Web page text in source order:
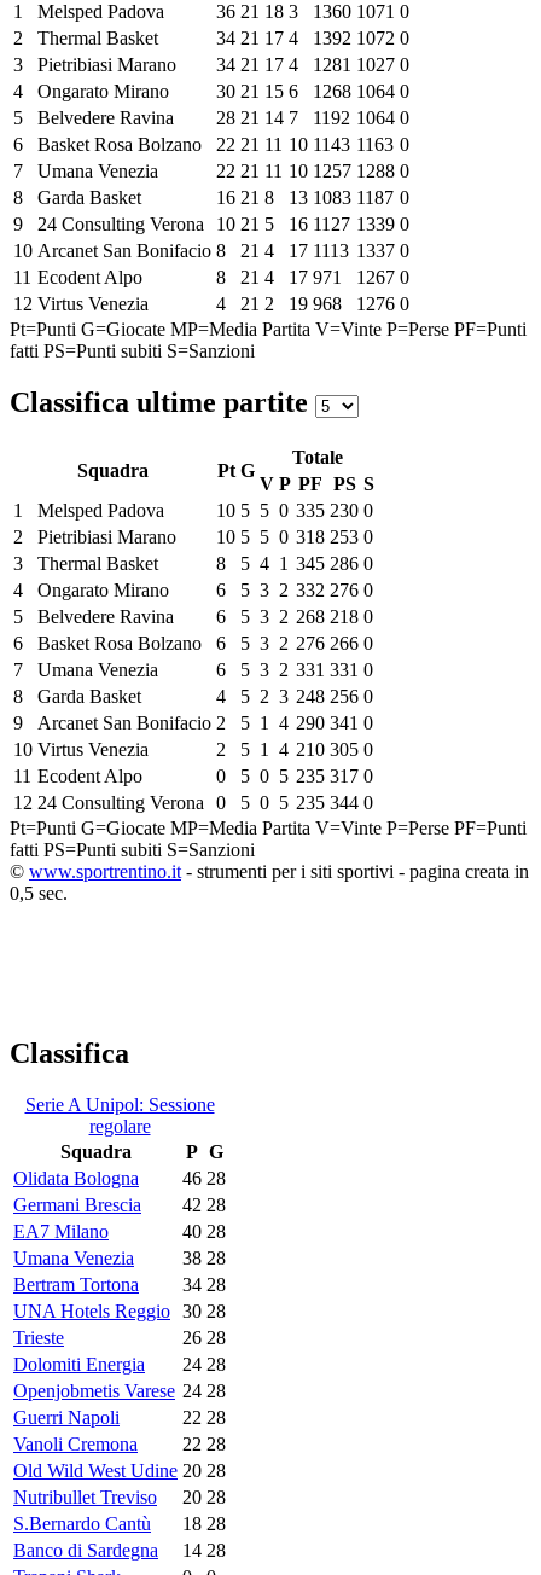
1
Melsped Padova 36 21 18 3 1360 1071 0
2
Thermal Basket 34 21 17 4 1392 1072 0
3
Pietribiasi Marano 34 21 17 4 1281 1027 0
4
Ongarato Mirano 30 21 15 6 1268 1064 0
5
Belvedere Ravina 28 21 14 7 1192 1064 0
6
Basket Rosa Bolzano 22 21 11 10 1143 1163 0
7
Umana Venezia 22 21 11 10 1257 1288 0
8
Garda Basket 16 21 8 13 1083 1187 0
9
24 Consulting Verona 10 21 5 16 1127 1339 0
10 Arcanet San Bonifacio 8 21 4 17 1113 1337 0
11 Ecodent Alpo 8 21 4 17 971 1267 0
12 Virtus Venezia 4 21 2 19 968 1276 0
Pt=Punti G=Giocate MP=Media Partita V=Vinte P=Perse PF=Punti
fatti PS=Punti subiti S=Sanzioni
Classifica ultime partite
Squadra Pt G
Totale
V P PF PS S
1
Melsped Padova 10 5 5 0 335 230 0
2
Pietribiasi Marano 10 5 5 0 318 253 0
3
Thermal Basket 8 5 4 1 345 286 0
4
Ongarato Mirano 6 5 3 2 332 276 0
5
Belvedere Ravina 6 5 3 2 268 218 0
6
Basket Rosa Bolzano 6 5 3 2 276 266 0
7
Umana Venezia 6 5 3 2 331 331 0
8
Garda Basket 4 5 2 3 248 256 0
9
Arcanet San Bonifacio 2 5 1 4 290 341 0
10 Virtus Venezia 2 5 1 4 210 305 0
11 Ecodent Alpo 0 5 0 5 235 317 0
12 24 Consulting Verona 0 5 0 5 235 344 0
Pt=Punti G=Giocate MP=Media Partita V=Vinte P=Perse PF=Punti
fatti PS=Punti subiti S=Sanzioni
© www.sportrentino.it - strumenti per i siti sportivi - pagina creata in
0,5 sec.
Classifica
Serie A Unipol: Sessione
regolare
Squadra
P G
Olidata Bologna
46 28
Germani Brescia
42 28
EA7 Milano
40 28
Umana Venezia
38 28
Bertram Tortona
34 28
UNA Hotels Reggio 30 28
Trieste
26 28
Dolomiti Energia
24 28
Openjobmetis Varese 24 28
Guerri Napoli
22 28
Vanoli Cremona
22 28
Old Wild West Udine 20 28
Nutribullet Treviso
20 28
S.Bernardo Cantù
18 28
Banco di Sardegna
14 28